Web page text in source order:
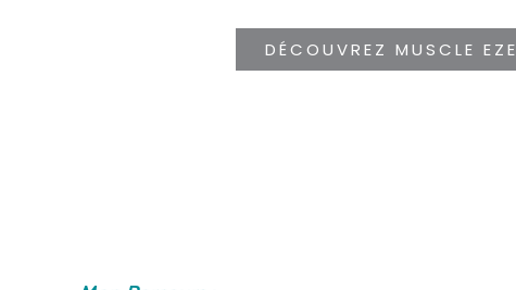
DÉCOUVREZ MUSCLE EZE